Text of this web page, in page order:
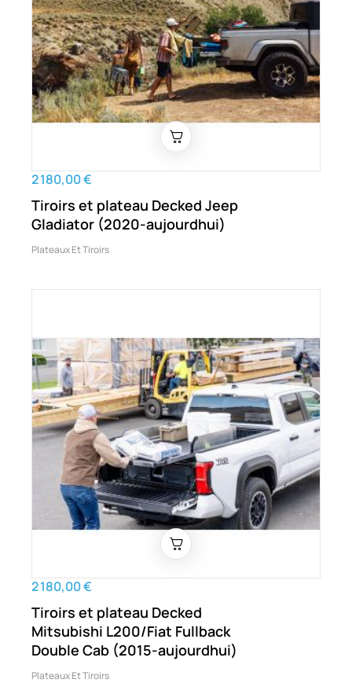
2 180,00 €
Tiroirs et plateau Decked Jeep
Gladiator (2020-aujourdhui)
Plateaux Et Tiroirs
2 180,00 €
Tiroirs et plateau Decked
Mitsubishi L200/Fiat Fullback
Double Cab (2015-aujourdhui)
Plateaux Et Tiroirs